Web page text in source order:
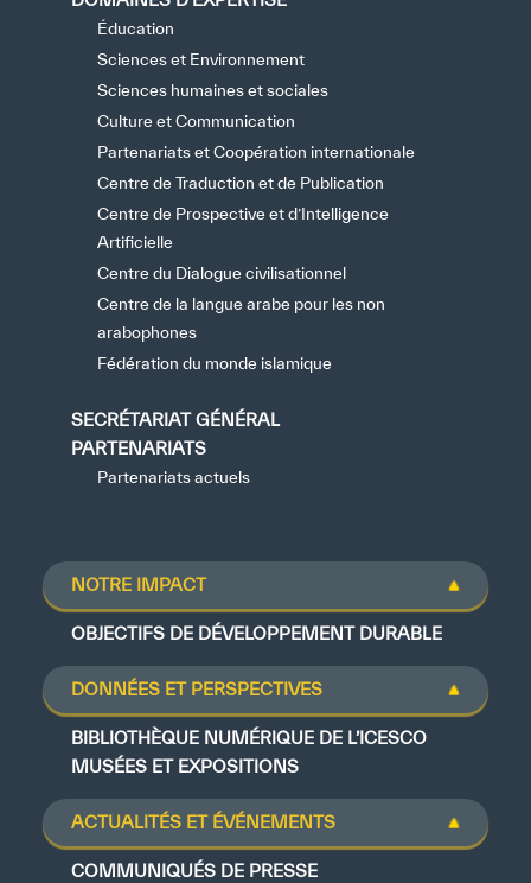
Éducation
Sciences et Environnement
Sciences humaines et sociales
Culture et Communication
Partenariats et Coopération internationale
Centre de Traduction et de Publication
Centre de Prospective et d’Intelligence
Artificielle
Centre du Dialogue civilisationnel
Centre de la langue arabe pour les non
arabophones
Fédération du monde islamique
SECRÉTARIAT GÉNÉRAL
PARTENARIATS
Partenariats actuels
NOTRE IMPACT
OBJECTIFS DE DÉVELOPPEMENT DURABLE
DONNÉES ET PERSPECTIVES
BIBLIOTHÈQUE NUMÉRIQUE DE L’ICESCO
MUSÉES ET EXPOSITIONS
ACTUALITÉS ET ÉVÉNEMENTS
COMMUNIQUÉS DE PRESSE